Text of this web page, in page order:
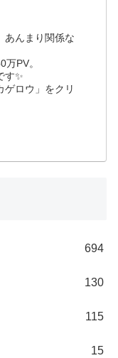
あんまり関係な
PV。
す✨
ゲロウ」をクリ
694
130
115
15